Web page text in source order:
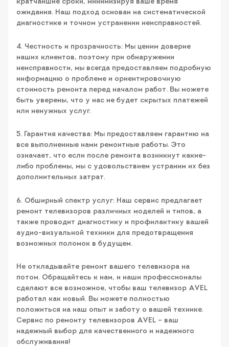
кратчайшие сроки, минимизируя ваше время
ожидания. Наш подход основан на систематической
диагностике и точном устранении неисправностей.
4. Честность и прозрачность: Мы ценим доверие
наших клиентов, поэтому при обнаружении
неисправности, мы всегда предоставляем подробную
информацию о проблеме и ориентировочную
стоимость ремонта перед началом работ. Вы можете
быть уверены, что у нас не будет скрытых платежей
или ненужных услуг.
5. Гарантия качества: Мы предоставляем гарантию на
все выполненные нами ремонтные работы. Это
означает, что если после ремонта возникнут какие-
либо проблемы, мы с удовольствием устраним их без
дополнительных затрат.
6. Обширный спектр услуг: Наш сервис предлагает
ремонт телевизоров различных моделей и типов, а
также проводит диагностику и профилактику вашей
аудио-визуальной техники для предотвращения
возможных поломок в будущем.
Не откладывайте ремонт вашего телевизора на
потом. Обращайтесь к нам, и наши профессионалы
сделают все возможное, чтобы ваш телевизор AVEL
работал как новый. Вы можете полностью
положиться на наш опыт и заботу о вашей технике.
Сервис по ремонту телевизоров AVEL – ваш
надежный выбор для качественного и надежного
обслуживания!